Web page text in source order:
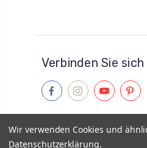
Verbinden Sie
Wir verwenden Cookies und
Datenschutzerklärung.